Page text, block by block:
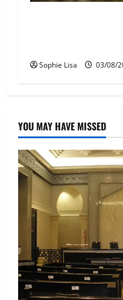
Sophie Lisa 03/08/
YOU MAY HAVE MISSED